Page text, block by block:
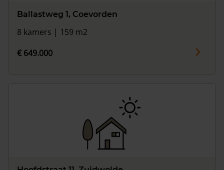
Ballastweg 1, Coevorden
8 kamers | 159 m2
€ 649.000